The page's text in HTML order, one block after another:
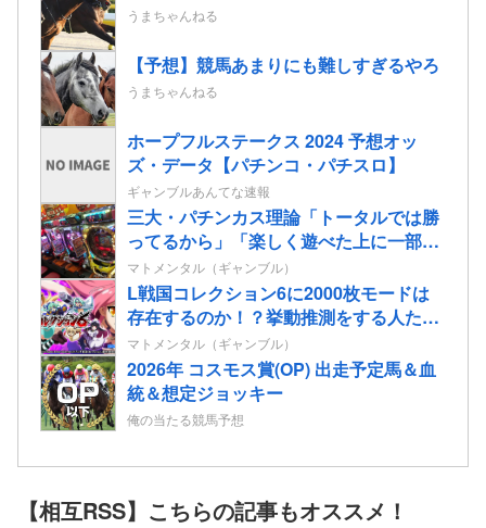
うまちゃんねる
【予想】競馬あまりにも難しすぎるやろ
うまちゃんねる
ホープフルステークス 2024 予想オッ
ズ・データ【パチンコ・パチスロ】
ギャンブルあんてな速報
三大・パチンカス理論「トータルでは勝
ってるから」「楽しく遊べた上に一部還
元なんてむしろ良心的だよね」
マトメンタル（ギャンブル）
L戦国コレクション6に2000枚モードは
存在するのか！？挙動推測をする人たち
も…
マトメンタル（ギャンブル）
2026年 コスモス賞(OP) 出走予定馬＆血
統＆想定ジョッキー
俺の当たる競馬予想
【相互RSS】こちらの記事もオススメ！